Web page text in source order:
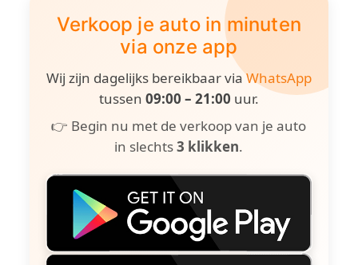
Verkoop je auto in minuten
via onze app
Wij zijn dagelijks bereikbaar viaWhatsApp
tussen 09:00 – 21:00 uur.
👉 Begin nu met de verkoop van je auto
in slechts3 klikken.